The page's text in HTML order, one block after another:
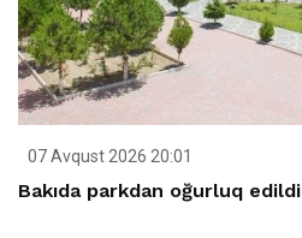
07 Avqust 2026 20:01
Bakıda parkdan oğurluq edildi